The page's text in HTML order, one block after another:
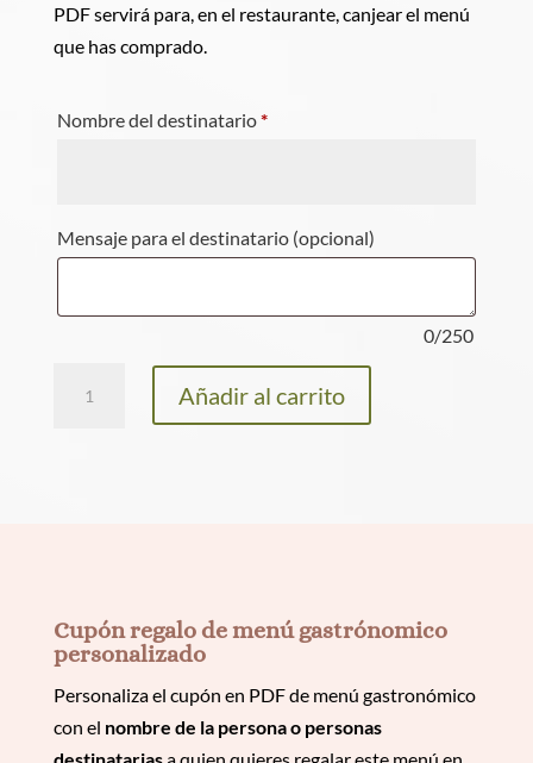
PDF servirá para, en el restaurante, canjear el menú
que has comprado.
Nombre del destinatario*
Mensaje para el destinatario (opcional)
0/250
Jota
Añadir al carrito
Cupón regalo de menú gastrónomico
personalizado
Personaliza el cupón en PDF de menú gastronómico
con el nombre de la persona o personas